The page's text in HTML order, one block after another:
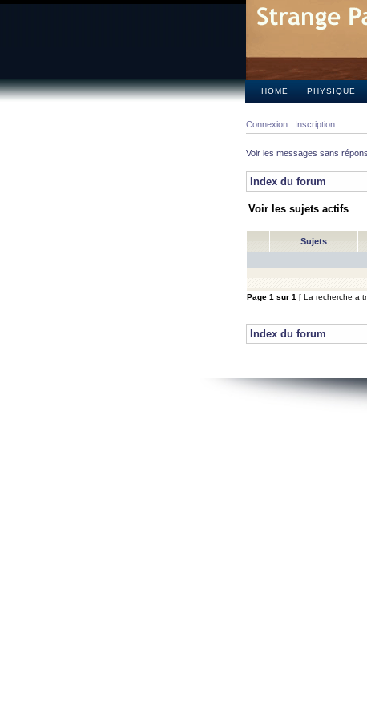
HOME PHYSIQUE
Connexion Inscription
Voir les messages sans
Index du forum
Voir les sujets actifs
Sujets
Page 1 sur 1 [ La recherche a
Index du forum